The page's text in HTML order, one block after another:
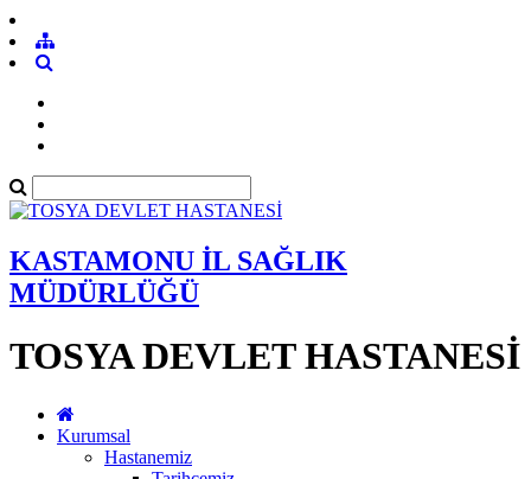
KASTAMONU İL SAĞLIK
MÜDÜRLÜĞÜ
TOSYA DEVLET HASTANESİ
Kurumsal
Hastanemiz